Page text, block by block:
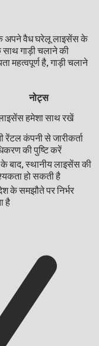
अपने वैध घरेलू लाइसेंस के
साथ गाड़ी चलाने की
महत्वपूर्ण है, गाड़ी चलाने
नोट्स
हमेशा साथ रखें
रेंटल कंपनी से जारीकर्ता
की पुष्टि करें
के बाद, स्थानीय लाइसेंस की
हो सकती है
के समझौते पर निर्भर
है